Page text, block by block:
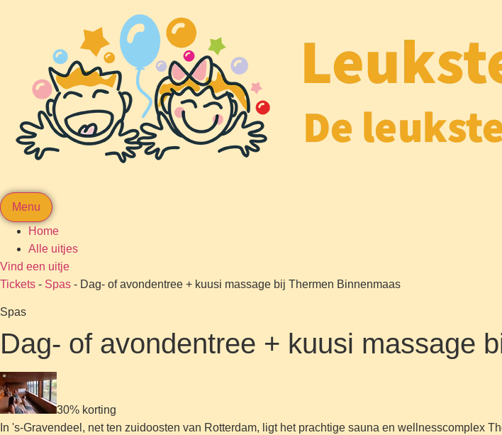
Menu
Home
Alle uitjes
Vind een uitje
Tickets - Spas - Dag- of avondentree + kuusi massage bij Thermen Binnenmaas
Spas
Dag- of avondentree + kuusi massage
30% korting
In 's-Gravendeel, net ten zuidoosten van Rotterdam, ligt het prachtige sauna en wellnesscomplex